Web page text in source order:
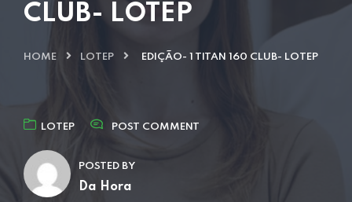
CLUB- LOTEP
HOME LOTEP EDIÇÃO- 1 TITAN 160 CLUB- LOTEP
LOTEP POST COMMENT
POSTED BY
Da Hora